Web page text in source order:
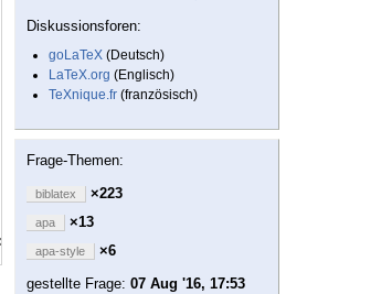
hier das nächste Problem:
Diskussionsforen:
goLaTeX (Deutsch)
LaTeX.org (Englisch)
TeXnique.fr (französisch)
Frage-Themen:
biblatex ×223
apa ×13
apa-style
×6
gestellte Frage: 07 Aug '16, 17:53